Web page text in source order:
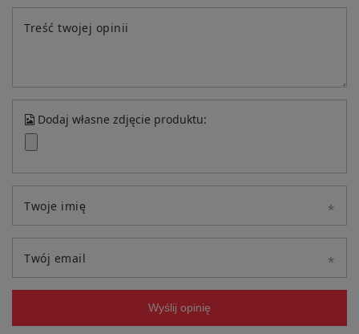
Treść twojej opinii
Dodaj własne zdjęcie produktu:
Twoje imię
Twój email
Wyślij opinię